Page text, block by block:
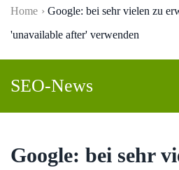
Home
Google: bei sehr vielen zu
'unavailable after' verwenden
SEO-News
Google: bei sehr